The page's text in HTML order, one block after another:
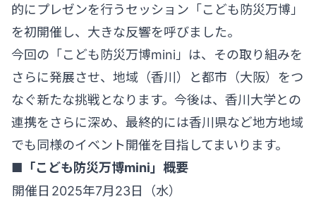
的にプレゼンを行うセッション「こども防災万博」
を初開催し、大きな反響を呼びました。
今回の「こども防災万博mini」は、その取り組みを
さらに発展させ、地域（香川）と都市（大阪）をつ
なぐ新たな挑戦となります。今後は、香川大学との
連携をさらに深め、最終的には香川県など地方地域
でも同様のイベント開催を目指してまいります。
■「こども防災万博mini」概要
開催日 2025年7月23日（水）